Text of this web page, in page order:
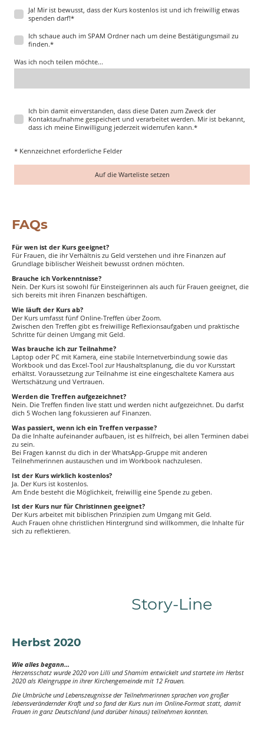
Ja! Mir ist bewusst, dass der Kurs kostenlos ist und ich freiwillig etwas
spenden darf!*
Ich schaue auch im SPAM Ordner nach um deine Bestätigungsmail zu
finden.*
Was ich noch teilen möchte...
Ich bin damit einverstanden, dass diese Daten zum Zweck der
Kontaktaufnahme gespeichert und verarbeitet werden. Mir ist bekannt,
dass ich meine Einwilligung jederzeit widerrufen kann.*
* Kennzeichnet erforderliche Felder
Auf die Warteliste setzen
FAQs
Für wen ist der Kurs geeignet?
Für Frauen, die ihr Verhältnis zu Geld verstehen und ihre Finanzen auf
Grundlage biblischer Weisheit bewusst ordnen möchten.
Brauche ich Vorkenntnisse?
Nein. Der Kurs ist sowohl für Einsteigerinnen als auch für Frauen geeignet, die
sich bereits mit ihren Finanzen beschäftigen.
Wie läuft der Kurs ab?
Der Kurs umfasst fünf Online-Treffen über Zoom.
Zwischen den Treffen gibt es freiwillige Reflexionsaufgaben und praktische
Schritte für deinen Umgang mit Geld.
Was brauche ich zur Teilnahme?
Laptop oder PC mit Kamera, eine stabile Internetverbindung sowie das
Workbook und das Excel-Tool zur Haushaltsplanung, die du vor Kursstart
erhältst. Voraussetzung zur Teilnahme ist eine eingeschaltete Kamera aus
Wertschätzung und Vertrauen.
Werden die Treffen aufgezeichnet?
Nein. Die Treffen finden live statt und werden nicht aufgezeichnet. Du darfst
dich 5 Wochen lang fokussieren auf Finanzen.
Was passiert, wenn ich ein Treffen verpasse?
Da die Inhalte aufeinander aufbauen, ist es hilfreich, bei allen Terminen dabei
zu sein.
Bei Fragen kannst du dich in der WhatsApp-Gruppe mit anderen
Teilnehmerinnen austauschen und im Workbook nachzulesen.
Ist der Kurs wirklich kostenlos?
Ja. Der Kurs ist kostenlos.
Am Ende besteht die Möglichkeit, freiwillig eine Spende zu geben.
Ist der Kurs nur für Christinnen geeignet?
Der Kurs arbeitet mit biblischen Prinzipien zum Umgang mit Geld.
Auch Frauen ohne christlichen Hintergrund sind willkommen, die Inhalte für
sich zu reflektieren.
Story-Line
Herbst 2020
Wie alles begann...
Herzensschatz wurde 2020 von Lilli und Shamim entwickelt und startete im Herbst
2020 als Kleingruppe in ihrer Kirchengemeinde mit 12 Frauen.
Die Umbrüche und Lebenszeugnisse der Teilnehmerinnen sprachen von großer
lebensverändernder Kraft und so fand der Kurs nun im Online-Format statt, damit
Frauen in ganz Deutschland (und darüber hinaus) teilnehmen konnten.